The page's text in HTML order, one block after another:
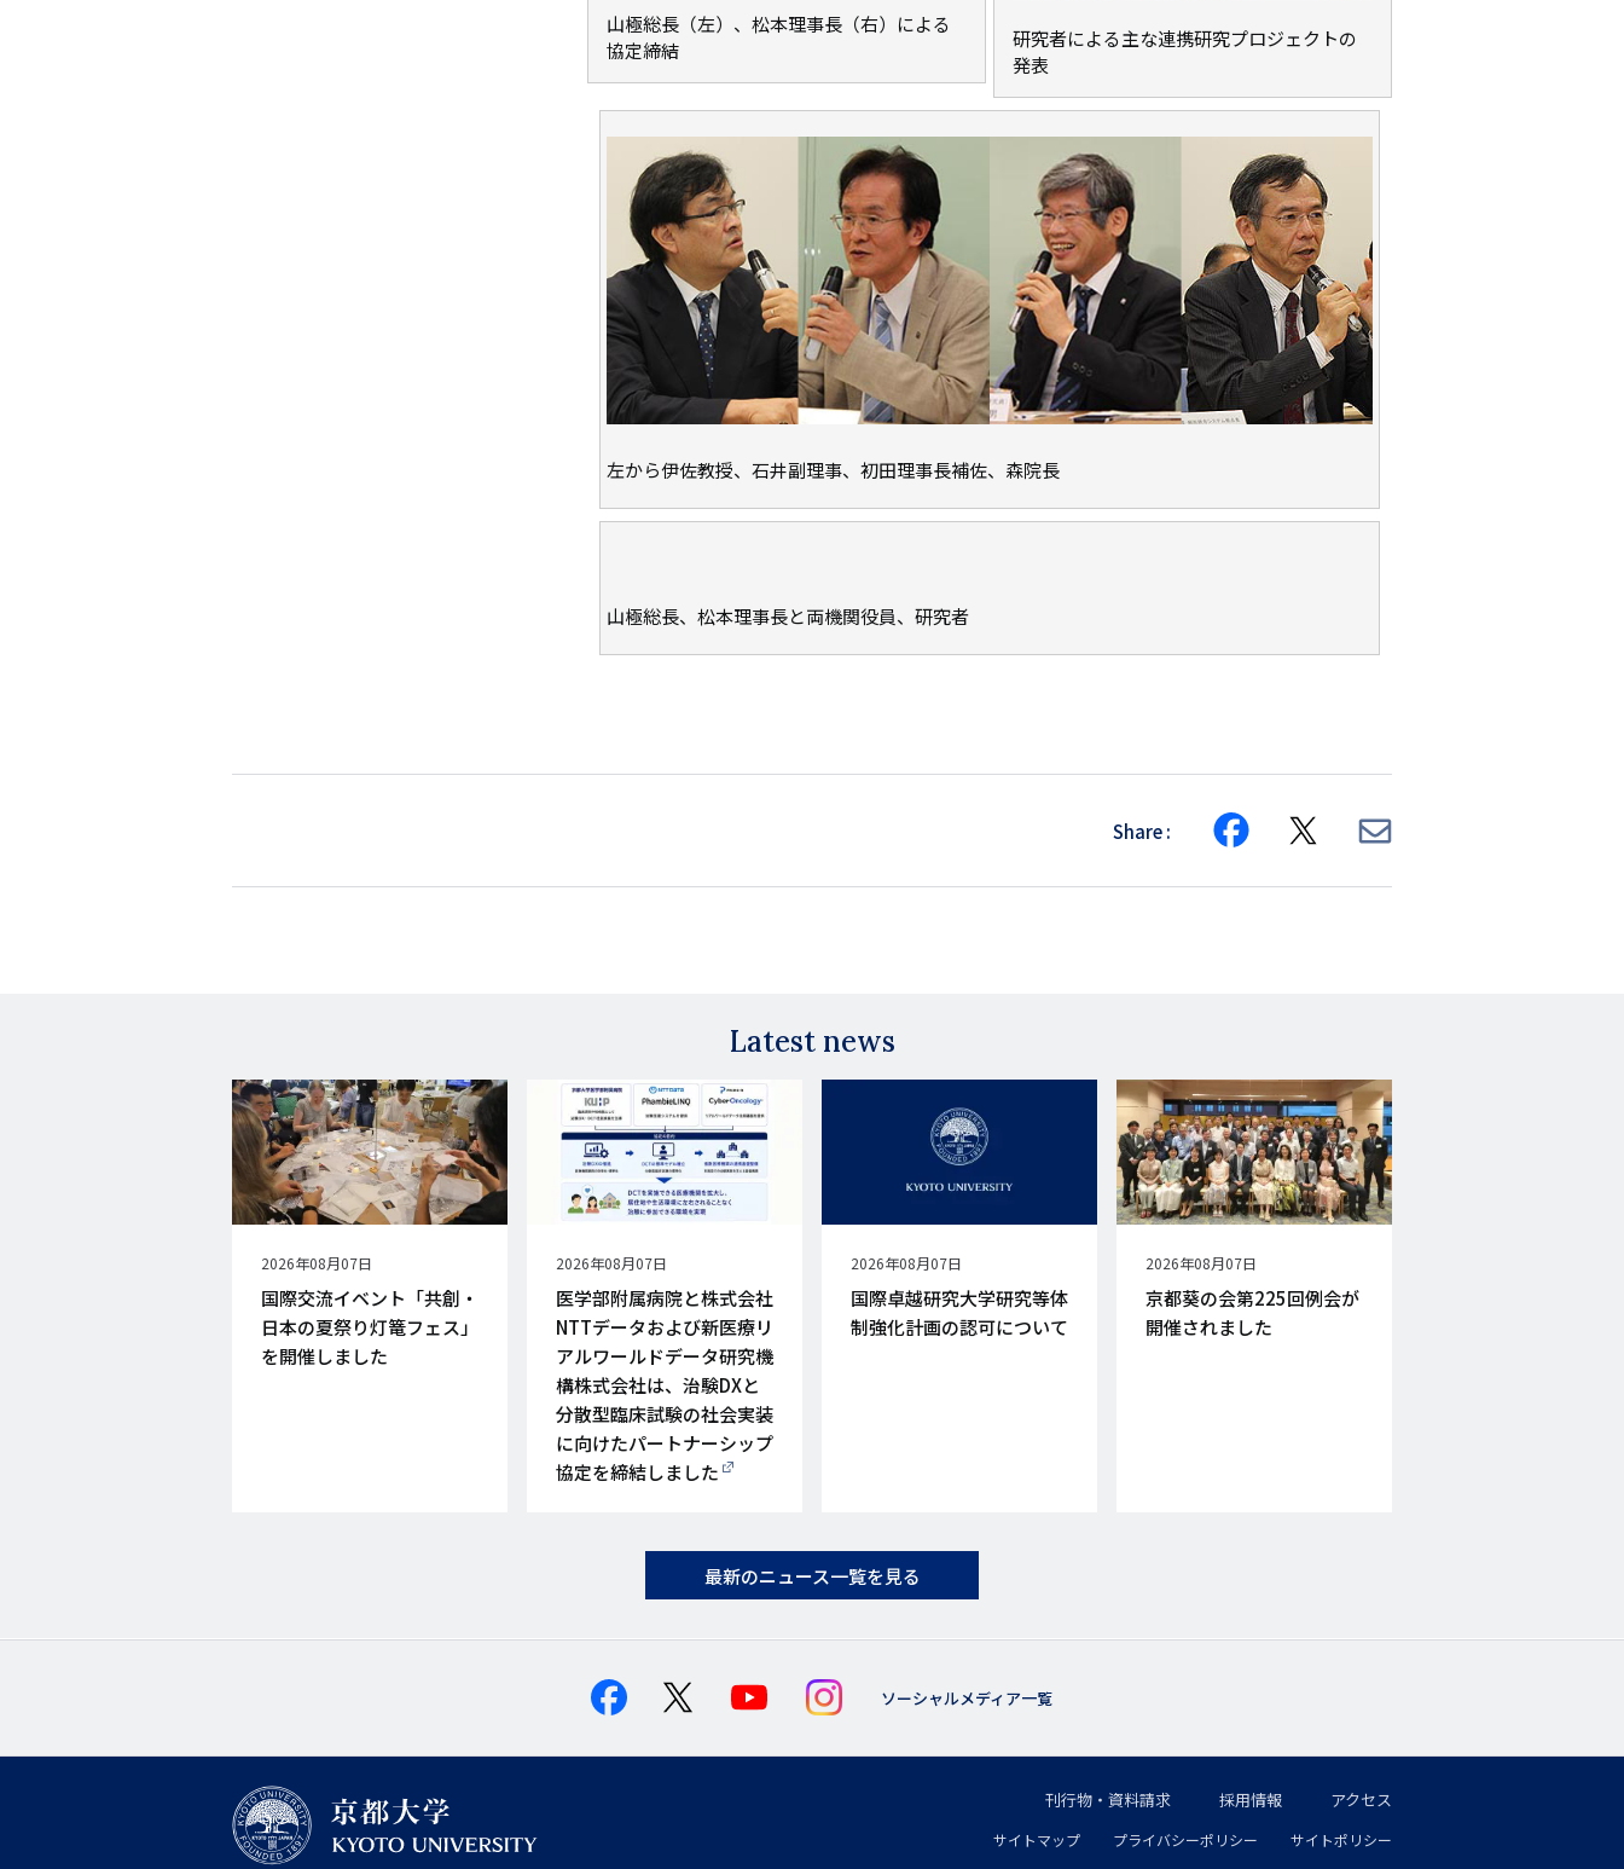
山極総長（左）、松本理事長（右）による
協定締結
研究者による主な連携研究プロジェクトの
発表
左から伊佐教授、石井副理事、初田理事長補佐、森院長
山極総長、松本理事長と両機関役員、研究者
Share Share Share
Latest news
公
開
日
2026年08月07日
国際交流イベント「共創・
日本の夏祭り灯篭フェス」
を開催しました
公
開
日
2026年08月07日
医学部附属病院と株式会社
NTTデータおよび新医療リ
アルワールドデータ研究機
構株式会社は、治験DXと
分散型臨床試験の社会実装
に向けたパートナーシップ
協定を締結しました
公
開
日
2026年08月07日
国際卓越研究大学研究等体
制強化計画の認可について
公
開
日
2026年08月07日
京都葵の会第225回例会が
開催されました
最新のニュース一覧を見る
ソーシャルメディア一覧
フ
刊行物・資料請求 採用情報 アクセス
サイトマップ プライバシーポリシー サイトポリシー